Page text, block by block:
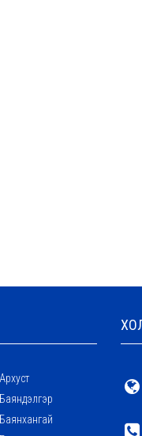
Архуст
Баяндэлгэр
Баянхангай